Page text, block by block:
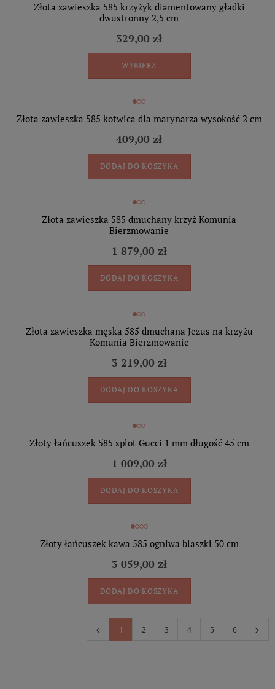
Złota zawieszka 585 krzyżyk diamentowany gładki
dwustronny 2,5 cm
329,00 zł
WYBIERZ
Złota zawieszka 585 kotwica dla marynarza wysokość 2 cm
409,00 zł
DODAJ DO KOSZYKA
Złota zawieszka 585 dmuchany krzyż Komunia
Bierzmowanie
1 879,00 zł
DODAJ DO KOSZYKA
Złota zawieszka męska 585 dmuchana Jezus na krzyżu
Komunia Bierzmowanie
3 219,00 zł
DODAJ DO KOSZYKA
Złoty łańcuszek 585 splot Gucci 1 mm długość 45 cm
1 009,00 zł
DODAJ DO KOSZYKA
Złoty łańcuszek kawa 585 ogniwa blaszki 50 cm
3 059,00 zł
DODAJ DO KOSZYKA
1 2 3 4 5 6